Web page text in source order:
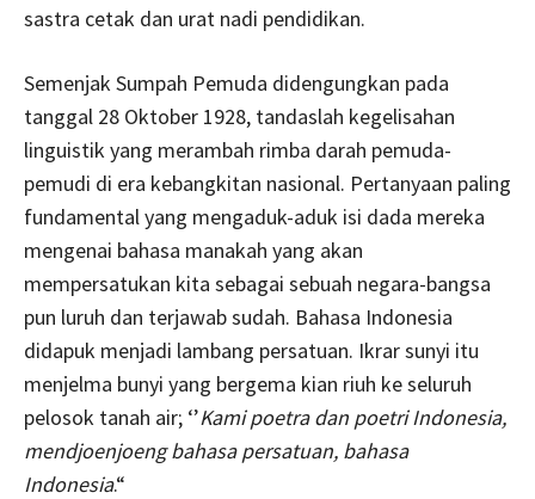
sastra cetak dan urat nadi pendidikan.
Semenjak Sumpah Pemuda didengungkan pada
tanggal 28 Oktober 1928, tandaslah kegelisahan
linguistik yang merambah rimba darah pemuda-
pemudi di era kebangkitan nasional. Pertanyaan paling
fundamental yang mengaduk-aduk isi dada mereka
mengenai bahasa manakah yang akan
mempersatukan kita sebagai sebuah negara-bangsa
pun luruh dan terjawab sudah. Bahasa Indonesia
didapuk menjadi lambang persatuan. Ikrar sunyi itu
menjelma bunyi yang bergema kian riuh ke seluruh
pelosok tanah air; ‘’Kami poetra dan poetri Indonesia,
mendjoenjoeng bahasa persatuan, bahasa
Indonesia.“